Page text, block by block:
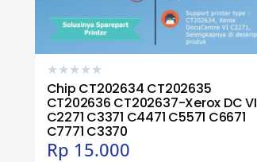
★★★★★
Chip CT202634 CT202635
CT202636 CT202637-Xerox DC VI
C2271 C3371 C4471 C5571 C6671
C7771 C3370
Rp 15.000